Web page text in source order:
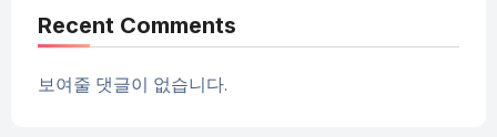
Recent Comments
보여줄 댓글이 없습니다.